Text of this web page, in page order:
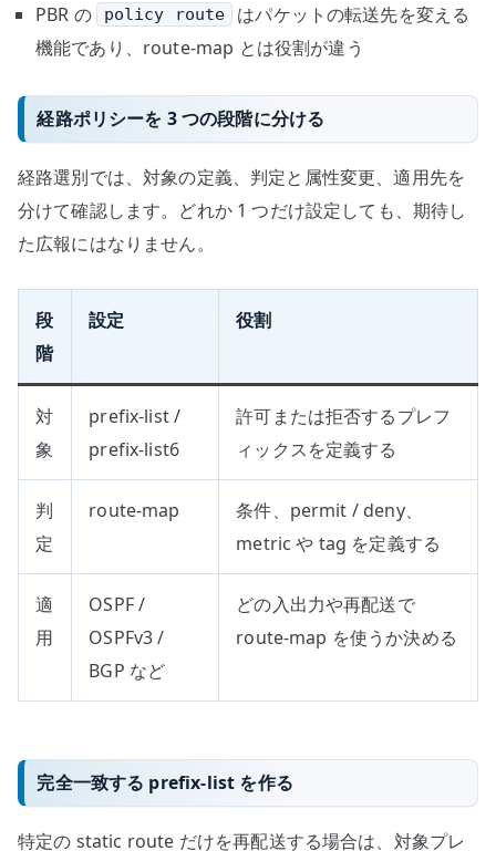
PBR の
policy route
はパケットの転送先を変える
機能であり、route-map とは役割が違う
経路ポリシーを 3 つの段階に分ける
経路選別では、対象の定義、判定と属性変更、適用先を
分けて確認します。どれか 1 つだけ設定しても、期待し
た広報にはなりません。
段
階
設定 役割
対
象
prefix-list /
prefix-list6
許可または拒否するプレフ
ィックスを定義する
判
定
route-map
条件、permit / deny、
metric や tag を定義する
適
用
OSPF /
OSPFv3 /
BGP など
どの入出力や再配送で
route-map を使うか決める
完全一致する prefix-list を作る
特定の static route だけを再配送する場合は、対象プレ